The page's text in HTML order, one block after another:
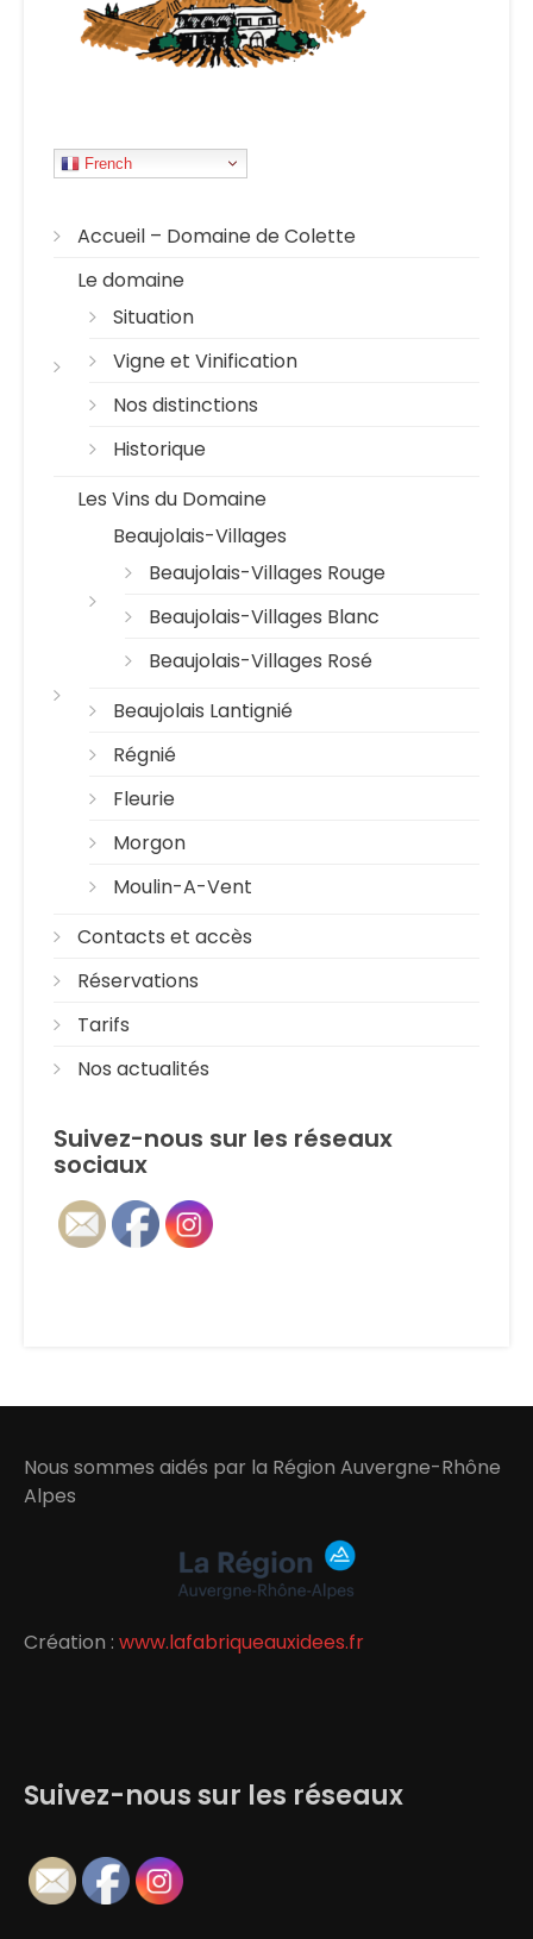
French
Accueil – Domaine de Colette
Le domaine
Situation
Vigne et Vinification
Nos distinctions
Historique
Les Vins du Domaine
Beaujolais-Villages
Beaujolais-Villages Rouge
Beaujolais-Villages Blanc
Beaujolais-Villages Rosé
Beaujolais Lantignié
Régnié
Fleurie
Morgon
Moulin-A-Vent
Contacts et accès
Réservations
Tarifs
Nos actualités
Suivez-nous sur les réseaux
sociaux
Nous sommes aidés par la Région Auvergne-Rhône
Alpes
Création : www.lafabriqueauxidees.fr
Suivez-nous sur les réseaux